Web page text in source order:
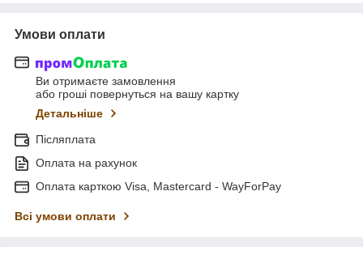
Умови оплати
Ви отримаєте замовлення
або гроші повернуться на вашу картку
Детальніше
Післяплата
Оплата на рахунок
Оплата карткою Visa, Mastercard - WayForPay
Всі умови оплати